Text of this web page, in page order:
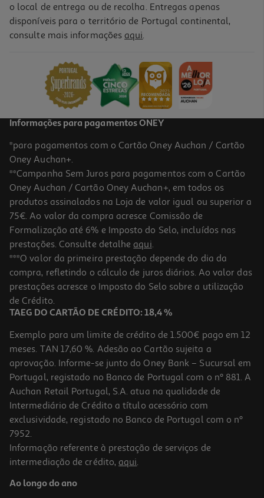
Smartphones Samsung Galaxy A17 256gb Azul Claro
219,99 €
4.5 (491)
Smartphone Samsung Galaxy A17 128gb Preto
146.26 €/un
146,26 €
Smartphone Samsung Galaxy A17 256gb Cinzento
219.99 €/un
o local de entrega ou de recolha. Entregas apenas
disponíveis para o território de Portugal continental,
consulte mais informações aqui.
Informações para pagamentos ONEY
*para pagamentos com o Cartão Oney Auchan / Cartão
Oney Auchan+.
**Campanha Sem Juros para pagamentos com o Cartão
Oney Auchan / Cartão Oney Auchan+, em todos os
produtos assinalados na Loja de valor igual ou superior a
75€. Ao valor da compra acresce Comissão de
Formalização até 6% e Imposto do Selo, incluídos nas
prestações. Consulte detalhe aqui.
***O valor da primeira prestação depende do dia da
compra, refletindo o cálculo de juros diários. Ao valor das
prestações acresce o Imposto do Selo sobre a utilização
de Crédito.
TAEG DO CARTÃO DE CRÉDITO: 18,4 %
Exemplo para um limite de crédito de 1.500€ pago em 12
meses. TAN 17,60 %. Adesão ao Cartão sujeita a
aprovação. Informe-se junto do Oney Bank – Sucursal em
Portugal, registado no Banco de Portugal com o nº 881. A
Auchan Retail Portugal, S.A. atua na qualidade de
Intermediário de Crédito a título acessório com
exclusividade, registado no Banco de Portugal com o nº
7952.
Informação referente à prestação de serviços de
intermediação de crédito, aqui.
Ao longo do ano